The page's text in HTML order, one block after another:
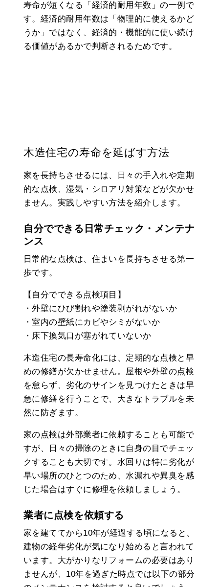
寿命が短くなる「経済的耐用年数」の一例で
す。経済的耐用年数は「物理的に使えるかど
うか」ではなく、経済的・機能的に使い続け
る価値があるかで判断されるためです。
木造住宅の寿命を延ばす方法
家を長持ちさせるには、日々の手入れや定期
的な点検、湿気・シロアリ対策などが欠かせ
ません。実践しやすい方法を紹介します。
自分でできる日常チェック・メンテナ
ンス
日常的な点検は、住まいを長持ちさせる第一
歩です。
【自分でできる点検項目】
・外壁にひび割れや塗装剥がれがないか
・室内の壁紙にカビやシミがないか
・床下換気口が塞がれていないか
木造住宅の長寿命化には、定期的な点検と早
めの修繕が欠かせません。屋根や外壁の点検
を怠らず、劣化のサインを見つけたときは早
急に修繕を行うことで、大きなトラブルを未
然に防ぎます。
家の点検は外部業者に依頼することも可能で
すが、日々の掃除のときに自身の目でチェッ
クすることも大切です。水回りは特に劣化が
早い場所のひとつのため、水漏れや異臭を感
じた場合はすぐに修理を依頼しましょう。
業者に点検を依頼する
家を建ててから10年が経過する頃になると、
建物の経年劣化が気になり始めると言われて
います。大がかりなリフォームの必要はあり
ませんが、10年を過ぎた時点では以下の部分